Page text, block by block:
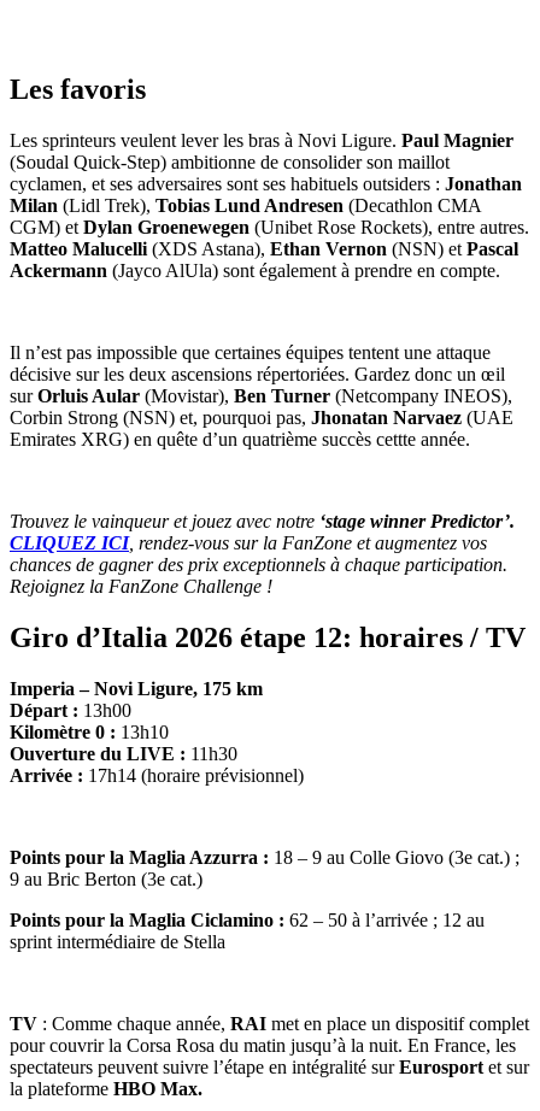
Les favoris
Les sprinteurs veulent lever les bras à Novi Ligure. Paul Magnier
(Soudal Quick-Step) ambitionne de consolider son maillot
cyclamen, et ses adversaires sont ses habituels outsiders : Jonathan
Milan (Lidl Trek), Tobias Lund Andresen (Decathlon CMA
CGM) et Dylan Groenewegen (Unibet Rose Rockets), entre autres.
Matteo Malucelli (XDS Astana), Ethan Vernon (NSN) et Pascal
Ackermann (Jayco AlUla) sont également à prendre en compte.
Il n’est pas impossible que certaines équipes tentent une attaque
décisive sur les deux ascensions répertoriées. Gardez donc un œil
surOrluis Aular (Movistar), Ben Turner (Netcompany INEOS),
Corbin Strong (NSN) et, pourquoi pas, Jhonatan Narvaez (UAE
Emirates XRG) en quête d’un quatrième succès cettte année.
Trouvez le vainqueur et jouez avec notre ‘stage winner Predictor’.
CLIQUEZ ICI, rendez-vous sur la FanZone et augmentez vos
chances de gagner des prix exceptionnels à chaque participation.
Rejoignez la FanZone Challenge !
Giro d’Italia 2026 étape 12: horaires / TV
Imperia – Novi Ligure, 175 km
Départ : 13h00
Kilomètre 0 : 13h10
Ouverture du LIVE : 11h30
Arrivée : 17h14 (horaire prévisionnel)
Points pour la Maglia Azzurra : 18 – 9 au Colle Giovo (3e cat.) ;
9 au Bric Berton (3e cat.)
Points pour la Maglia Ciclamino : 62 – 50 à l’arrivée ; 12 au
sprint intermédiaire de Stella
TV : Comme chaque année, RAI met en place un dispositif complet
pour couvrir la Corsa Rosa du matin jusqu’à la nuit. En France, les
spectateurs peuvent suivre l’étape en intégralité surEurosport et sur
la plateforme HBO Max.